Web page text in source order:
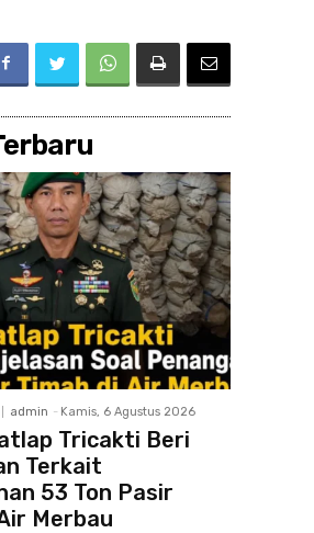
admin - Kamis, 6 Agustus 2026
Tricakti Beri
Terkait
53 Ton Pasir
Merbau